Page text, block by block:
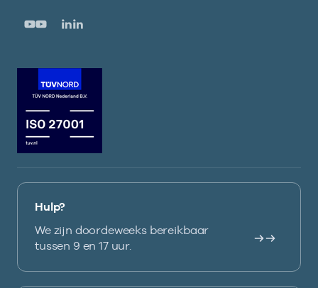
Hulp?
We zijn doordeweeks bereikbaar
tussen 9 en 17 uur.